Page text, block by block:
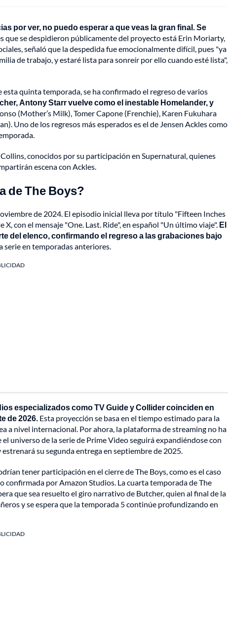
por ver, no puedo esperar a que veas la gran final. Se
que se despidieron públicamente del proyecto está Erin Moriarty,
señaló que la despedida fue emocionalmente difícil, pues "ya
de trabajo, y estaré lista para sonreír por ello cuando esté lista",
quinta temporada, se ha confirmado el regreso de varios
Antony Starr vuelve como el inestable Homelander, y
(Mother’s Milk), Tomer Capone (Frenchie), Karen Fukuhara
Uno de los regresos más esperados es el de Jensen Ackles como
conocidos por su participación en Supernatural, quienes
escena con Ackles.
de The Boys?
de 2024. El episodio inicial lleva por título "Fifteen Inches
con el mensaje "One. Last. Ride", en español "Un último viaje". El
del elenco, confirmando el regreso a las grabaciones bajo
serie en temporadas anteriores.
especializados como TV Guide y Collider coinciden en
de 2026. Esta proyección se basa en el tiempo estimado para la
nivel internacional. Por ahora, la plataforma de streaming no ha
universo de la serie de Prime Video seguirá expandiéndose con
su segunda entrega en septiembre de 2025.
tener participación en el cierre de The Boys, como es el caso
por Amazon Studios. La cuarta temporada de The
que sea resuelto el giro narrativo de Butcher, quien al final de la
y se espera que la temporada 5 continúe profundizando en